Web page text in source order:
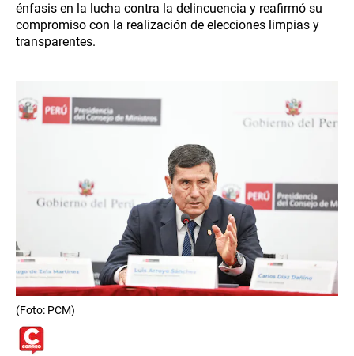
énfasis en la lucha contra la delincuencia y reafirmó su
compromiso con la realización de elecciones limpias y
transparentes.
(Foto: PCM)